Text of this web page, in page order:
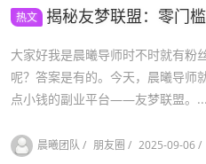
热文 揭秘友梦联盟：零门
大家好我是晨曦导师时不时就有粉
呢？答案是有的。今天，晨曦导师
点小钱的副业平台——友梦联盟。...
晨曦团队 / 朋友圈 / 2025-09-06 /